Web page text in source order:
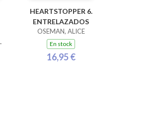
HEARTSTOPPER 6.
ENTRELAZADOS
OSEMAN, ALICE
En stock
16,95 €